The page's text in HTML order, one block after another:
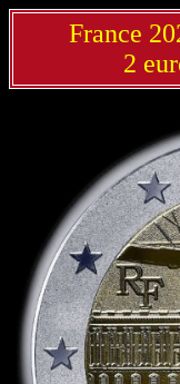
France
2